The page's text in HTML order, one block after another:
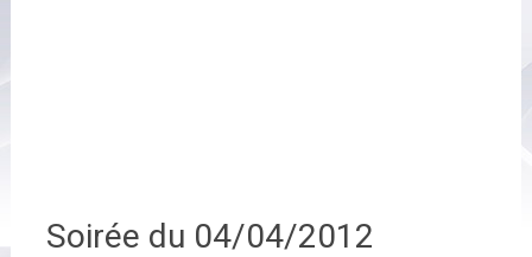
Soirée du 04/04/2012